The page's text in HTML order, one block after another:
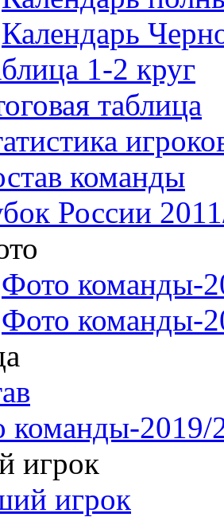
Календарь
1-2 круг
таблица
команды
России
Фото команды-
Фото команды-
команды-2019/
игрок
игрок